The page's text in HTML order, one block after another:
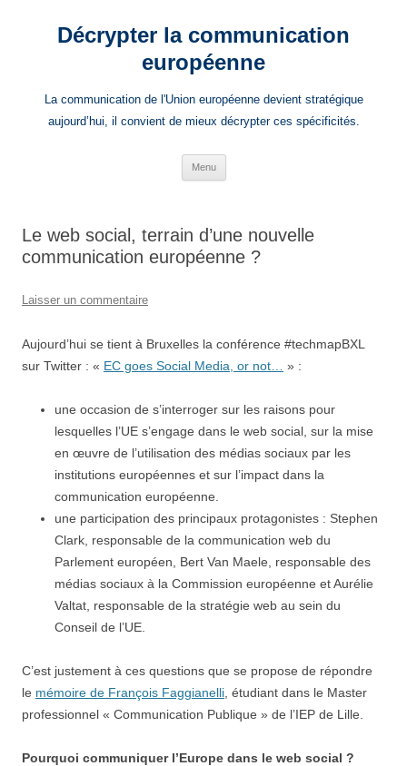
contenuDécrypter la communication
européenne
La communication de l'Union européenne devient stratégique
aujourd’hui, il convient de mieux décrypter ces spécificités.
Menu
Le web social, terrain d’une nouvelle
communication européenne ?
Laisser un commentaire
Aujourd’hui se tient à Bruxelles la conférence #techmapBXL
sur Twitter : « EC goes Social Media, or not… » :
une occasion de s’interroger sur les raisons pour
lesquelles l’UE s’engage dans le web social, sur la mise
en œuvre de l’utilisation des médias sociaux par les
institutions européennes et sur l’impact dans la
communication européenne.
une participation des principaux protagonistes : Stephen
Clark, responsable de la communication web du
Parlement européen, Bert Van Maele, responsable des
médias sociaux à la Commission européenne et Aurélie
Valtat, responsable de la stratégie web au sein du
Conseil de l’UE.
C’est justement à ces questions que se propose de répondre
le mémoire de François Faggianelli , étudiant dans le Master
professionnel « Communication Publique » de l’IEP de Lille.
Pourquoi communiquer l’Europe dans le web social ?